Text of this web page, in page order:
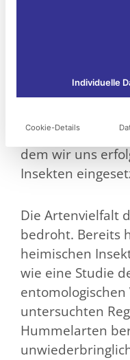
schauen zurück
dem wir uns
Insekten
Die Artenvielfalt
bedroht. Bereits
heimischen
wie eine Studie
untersuchten
Hummelarten
Individuelle
Cookie-Details